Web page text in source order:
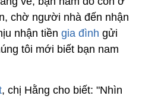
chờ người nhà đến nhận
nhận tiền gia đình gửi
tôi mới biết bạn nam
, chị Hằng cho biết: "Nhìn